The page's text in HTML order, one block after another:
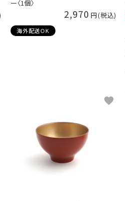
ー〈1個〉
2,970
海外配送OK